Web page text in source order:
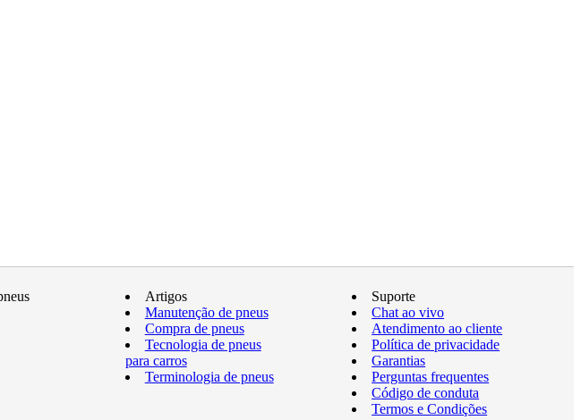
Artigos
Manutenção de pneus
Compra de pneus
Tecnologia de pneus
para carros
Terminologia de pneus
Suporte
Chat ao vivo
Atendimento ao cliente
Política de privacidade
Garantias
Perguntas frequentes
Código de conduta
Termos e Condições